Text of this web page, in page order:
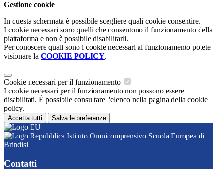
Gestione cookie
In questa schermata è possibile scegliere quali cookie consentire.
I cookie necessari sono quelli che consentono il funzionamento della
piattaforma e non è possibile disabilitarli.
Per conoscere quali sono i cookie necessari al funzionamento potete
visionare la COOKIE POLICY.
Cookie necessari per il funzionamento
I cookie necessari per il funzionamento non possono essere
disabilitati. È possibile consultare l'elenco nella pagina della cookie
policy.
Accetta tutti Salva le preferenze
Istituto Omnicomprensivo Scuola Europea di
Brindisi
Contatti